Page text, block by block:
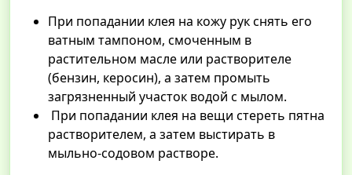
При попадании клея на кожу рук снять его
ватным тампоном, смоченным в
растительном масле или растворителе
(бензин, керосин), а затем промыть
загрязненный участок водой с мылом.
При попадании клея на вещи стереть пятна
растворителем, а затем выстирать в
мыльно-содовом растворе.